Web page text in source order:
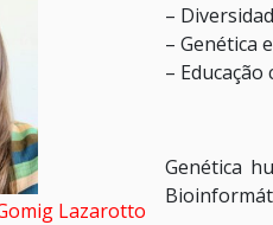
Lazarotto
–
– Genética
– Educação
Genética